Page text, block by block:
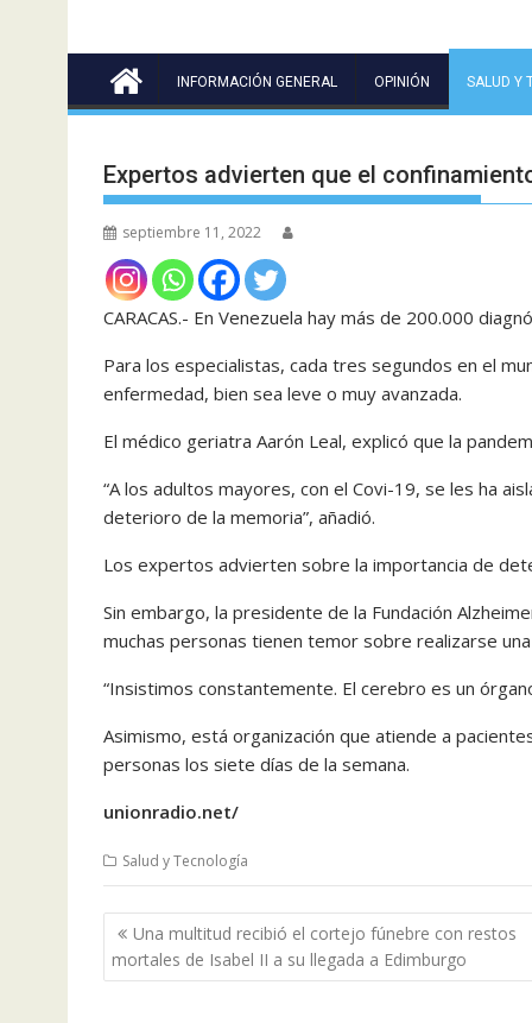
INFORMACIÓN GENERAL OPINIÓN SALUD Y
Expertos advierten que el
septiembre 11, 2022
CARACAS.- En Venezuela hay más de 200.000
Para los especialistas, cada tres segundos en el
enfermedad, bien sea leve o muy avanzada.
El médico geriatra Aarón Leal, explicó que la
“A los adultos mayores, con el Covi-19, se les ha
deterioro de la memoria”, añadió.
Los expertos advierten sobre la importancia de
Sin embargo, la presidente de la Fundación
muchas personas tienen temor sobre realizarse
“Insistimos constantemente. El cerebro es un
Asimismo, está organización que atiende a
personas los siete días de la semana.
unionradio.net/
Salud y Tecnología
Navegación
de
entradas
Una multitud recibió el cortejo fúnebre con restos
mortales de Isabel II a su llegada a Edimburgo